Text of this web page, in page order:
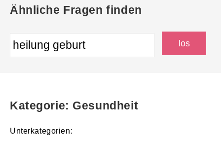
Ähnliche Fragen finden
Kategorie: Gesundheit
Unterkategorien: